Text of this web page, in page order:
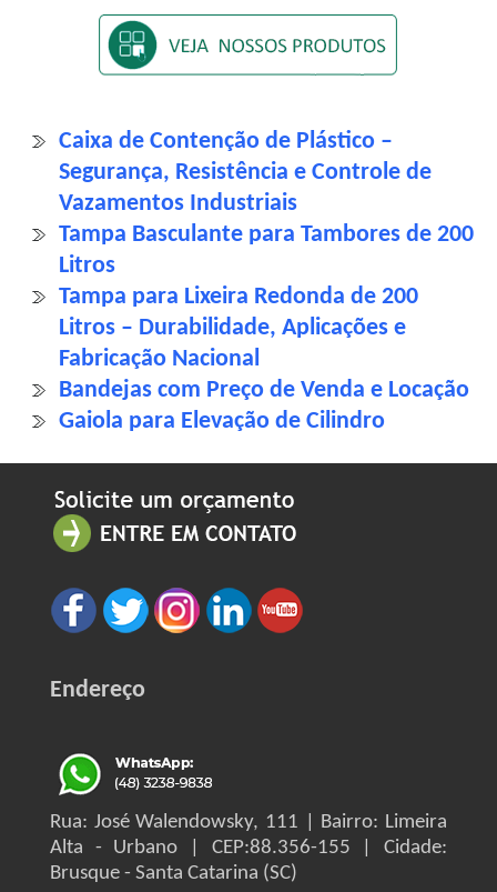
Caixa de Contenção de Plástico –
Segurança, Resistência e Controle de
Vazamentos Industriais
Tampa Basculante para Tambores de 200
Litros
Tampa para Lixeira Redonda de 200
Litros – Durabilidade, Aplicações e
Fabricação Nacional
Bandejas com Preço de Venda e Locação
Gaiola para Elevação de Cilindro
Endereço
Rua: José Walendowsky, 111 | Bairro: Limeira
Alta - Urbano | CEP:88.356-155 | Cidade:
Brusque - Santa Catarina (SC)